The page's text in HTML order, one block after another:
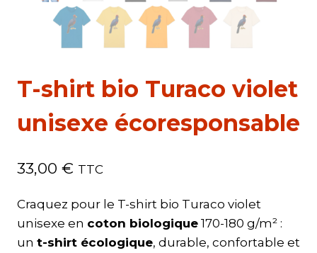
T-shirt bio Turaco violet
unisexe écoresponsable
33,00 € TTC
Craquez pour le T-shirt bio Turaco violet
unisexe en coton biologique 170-180 g/m² :
un t-shirt écologique, durable, confortable et